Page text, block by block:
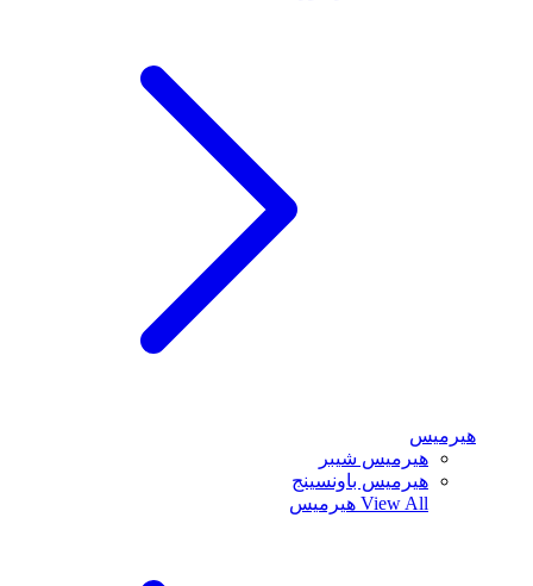
هيرميس
هيرميس شيبر
هيرميس باونسينج
View All هيرميس